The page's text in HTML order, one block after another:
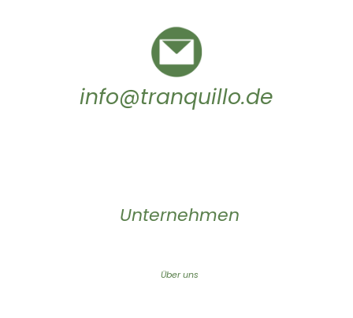
info@tranquillo.de
Unternehmen
Über uns